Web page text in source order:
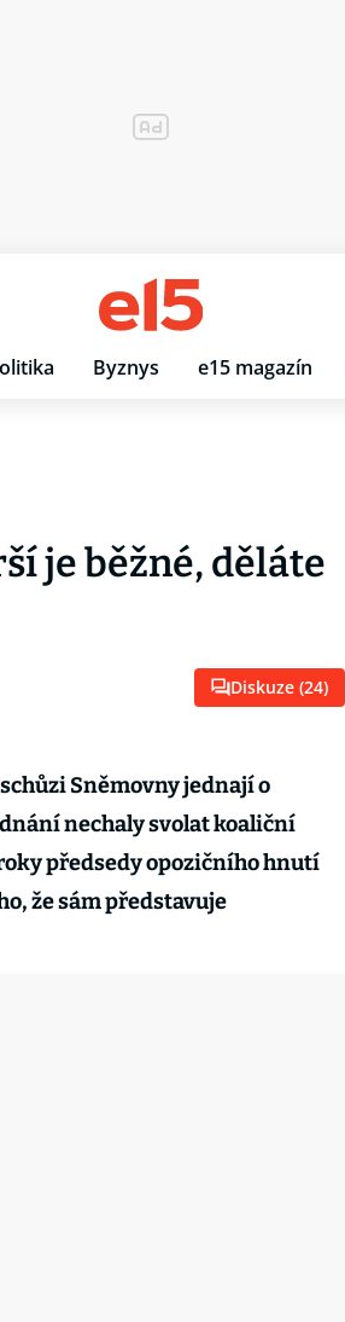
Byznys e15 magazín
je běžné, děláte
Diskuze (24)
Sněmovny jednají o
nechaly svolat koaliční
předsedy opozičního hnutí
že sám představuje